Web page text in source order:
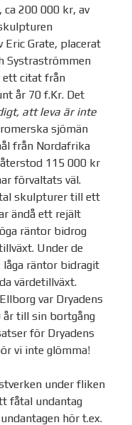
ca 200 000 kr, av
Eric Grate, placerat
Systraströmmen
ett citat från
år 70 f.Kr. Det
att leva är inte
sjömän
från Nordafrika
115 000 kr
förvaltats väl.
skulpturer till ett
ändå ett rejält
räntor bidrog
Under de
låga räntor bidragit
värdetillväxt.
var Dryadens
år till sin bortgång
för Dryadens
vi inte glömma!
under fliken
fåtal undantag
hör t.ex.